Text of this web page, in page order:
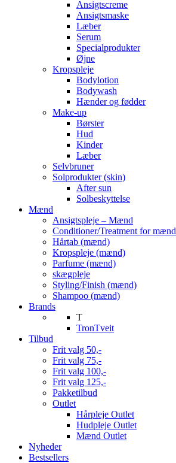
Ansigtscreme
Ansigtsmaske
Læber
Serum
Specialprodukter
Øjne
Kropspleje
Bodylotion
Bodywash
Hænder og fødder
Make-up
Børster
Hud
Kinder
Læber
Selvbruner
Solprodukter (skin)
After sun
Solbeskyttelse
Mænd
Ansigtspleje – Mænd
Conditioner/Treatment for mænd
Hårtab (mænd)
Kropspleje (mænd)
Parfume (mænd)
skægpleje
Styling/Finish (mænd)
Shampoo (mænd)
Brands
T
TronTveit
Tilbud
Frit valg 50,-
Frit valg 75,-
Frit valg 100,-
Frit valg 125,-
Pakketilbud
Outlet
Hårpleje Outlet
Hudpleje Outlet
Mænd Outlet
Nyheder
Bestsellers